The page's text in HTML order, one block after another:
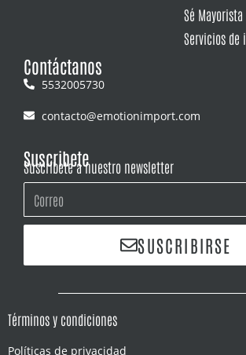
Sé Mayorista
Servicios de
Contáctanos
5532005730
contacto@emotionimport.com
Suscribete
Suscríbete a nuestro newsletter
SUSCRIBIRSE
Términos y condiciones
Políticas de privacidad